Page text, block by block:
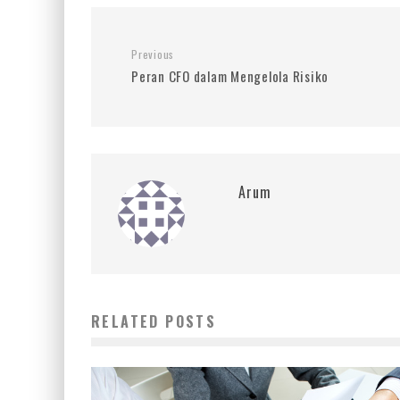
Previous
Peran CFO dalam Mengelola Risiko
Arum
RELATED POSTS